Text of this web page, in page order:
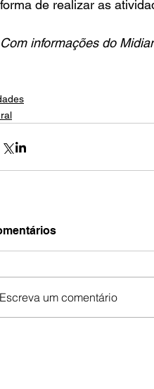
forma de realizar as
Com informações do
Escreva um comentário